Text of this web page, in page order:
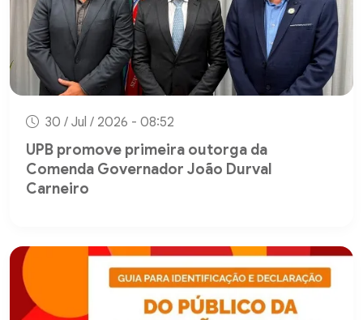
30 / Jul / 2026 - 08:52
UPB promove primeira outorga da
Comenda Governador João Durval
Carneiro